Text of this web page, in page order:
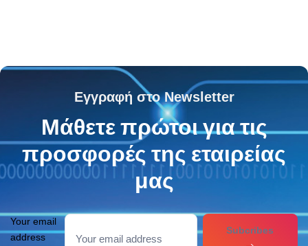
Εγγραφή στο Newsletter
Μάθετε πρώτοι για τις
προσφορές της εταιρείας
μας
Your email
address
Subcribes